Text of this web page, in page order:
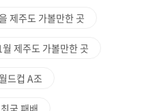
제주도 가볼만한 곳
제주도 가볼만한 곳
드컵 A조
국 패배